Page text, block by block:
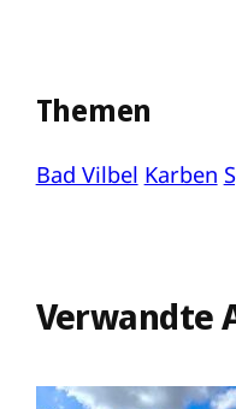
Themen
Bad Vilbel Karben
Verwandte